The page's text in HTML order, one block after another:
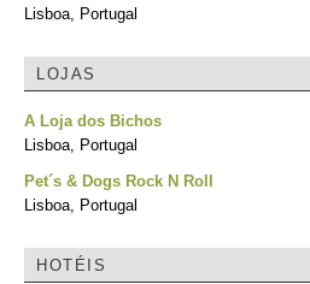
Lisboa, Portugal
LOJAS
A Loja dos Bichos
Lisboa, Portugal
Pet´s & Dogs Rock N Roll
Lisboa, Portugal
HOTÉIS